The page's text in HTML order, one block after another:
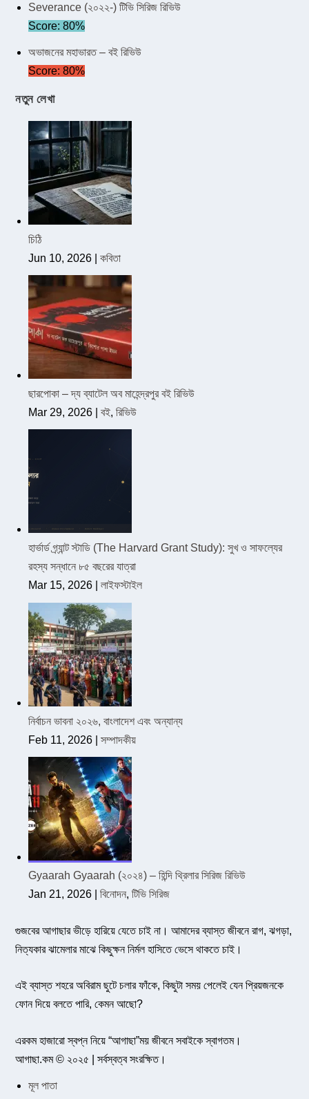
Severance (২০২২-) টিভি সিরিজ রিভিউ
Score: 80%
অভাজনের মহাভারত – বই রিভিউ
Score: 80%
নতুন লেখা
চিঠি
Jun 10, 2026| কবিতা
ছারপোকা – দ্য ব্যাটেল অব মাহেন্দ্রপুর বই রিভিউ
Mar 29, 2026| বই, রিভিউ
হার্ভার্ড গ্র্যান্ট স্টাডি (The Harvard Grant Study): সুখ ও সাফল্যের
রহস্য সন্ধানে ৮৫ বছরের যাত্রা
Mar 15, 2026| লাইফস্টাইল
নির্বাচন ভাবনা ২০২৬, বাংলাদেশ এবং অন্যান্য
Feb 11, 2026| সম্পাদকীয়
Gyaarah Gyaarah (২০২৪) – হিন্দি থ্রিলার সিরিজ রিভিউ
Jan 21, 2026| বিনোদন, টিভি সিরিজ
গুজবের আগাছার ভীড়ে হারিয়ে যেতে চাই না। আমাদের ব্যাস্ত জীবনে রাগ, ঝগড়া,
নিত্যকার ঝামেলার মাঝে কিছুক্ষন নির্মল হাসিতে ভেসে থাকতে চাই।
এই ব্যাস্ত শহরে অবিরাম ছুটে চলার ফাঁকে, কিছুটা সময় পেলেই যেন প্রিয়জনকে
ফোন দিয়ে বলতে পারি, কেমন আছো?
এরকম হাজারো স্বপ্ন নিয়ে “আগাছা”ময় জীবনে সবাইকে স্বাগতম।
আগাছা.কম © ২০২৫ | সর্বস্বত্ব সংরক্ষিত।
মূল পাতা